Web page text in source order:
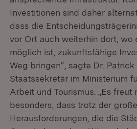
Investitionen sind daher
dass die
vor Ort auch weiterhin dort, wo
möglich ist, zukunftsfähige
Weg bringen“, sagte Dr. Patrick
Staatssekretär im Ministerium
Arbeit und Tourismus. „Es freut
besonders, dass trotz der
Herausforderungen, die die